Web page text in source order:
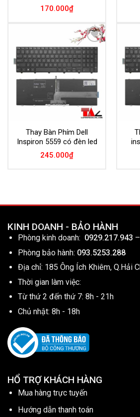
170.000₫
Add to
Wishlist
Thay Bàn Phím Dell
Inspiron 5559 có đèn led
245.000₫
KINH DOANH - BẢO HÀNH
Phòng kinh doanh: 0929.217.943 –
Phòng bảo hành: 093.5253.288
Địa chỉ: 185 Ông Ích Khiêm, Q.Hải
Thời gian làm việc:
Từ thứ 2 đến thứ 7: 8h - 21h
Chủ nhật: 8h - 18h
HỔ TRỢ KHÁCH HÀNG
Mua hàng trực tuyến
Hướng dẫn thanh toán